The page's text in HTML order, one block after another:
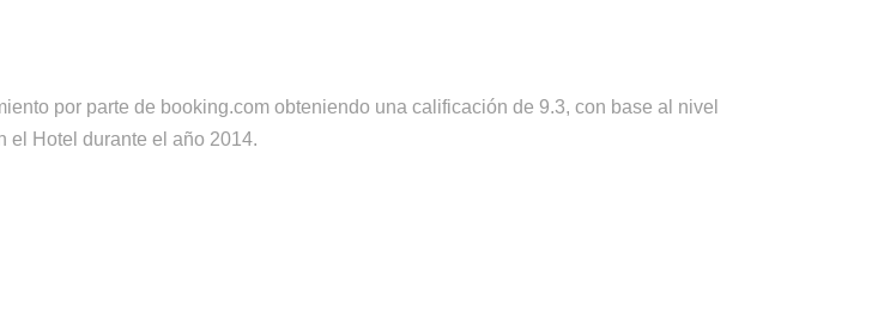
por parte de booking.com obteniendo una calificación de 9.3, con base al nivel
el Hotel durante el año 2014.